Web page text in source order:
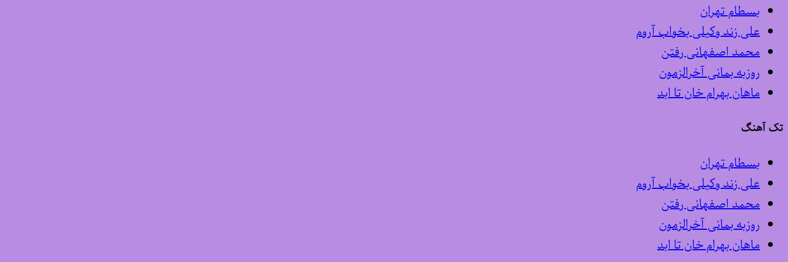
بسطام تهران
علی زند وکیلی بخواب آروم
محمد اصفهانی رفتن
روزبه بمانی آخرالزمون
ماهان بهرام خان تا ابد
تک آهنگ
بسطام تهران
علی زند وکیلی بخواب آروم
محمد اصفهانی رفتن
روزبه بمانی آخرالزمون
ماهان بهرام خان تا ابد